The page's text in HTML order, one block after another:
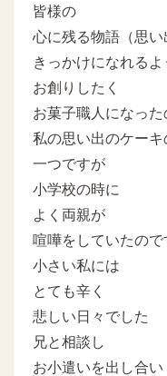
皆様の
心に残る物語（思い
きっかけになれる
お創りしたく
お菓子職人になった
私の思い出のケーキ
一つですが
小学校の時に
よく両親が
喧嘩をしていたので
小さい私には
とても辛く
悲しい日々でした
兄と相談し
お小遣いを出し合い